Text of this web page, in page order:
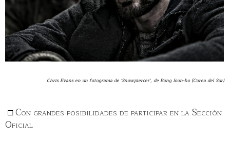
Chris Evans en un fotograma de 'Snowpiercer', de Bong Joon-ho (Corea del Sur)
□Con grandes posibilidades de participar en la Sección
Oficial